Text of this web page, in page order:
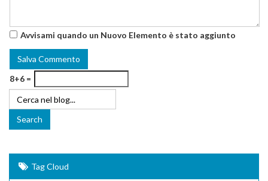
Avvisami quando un Nuovo Elemento è stato aggiunto
8+6 =
Tag Cloud